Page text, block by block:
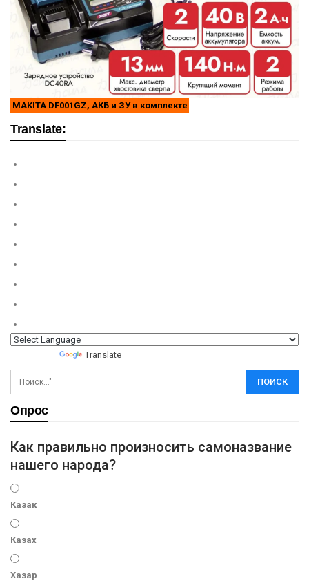
MAKITA DF001GZ, АКБ и ЗУ в комплекте
Translate:
Translate
Опрос
Как правильно произносить самоназвание
нашего народа?
Казак
Казах
Хазар